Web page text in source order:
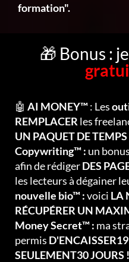
formation".
🎁 Bonus :
🤖 AI MONEY™: Les
REMPLACER les
UN PAQUET DE
Copywriting™ : un
afin de rédigerDES
les lecteurs à dégainer
nouvelle bio™ :voici LA
RÉCUPÉRER UN
Money Secret™ : ma
permis
SEULEMENT30